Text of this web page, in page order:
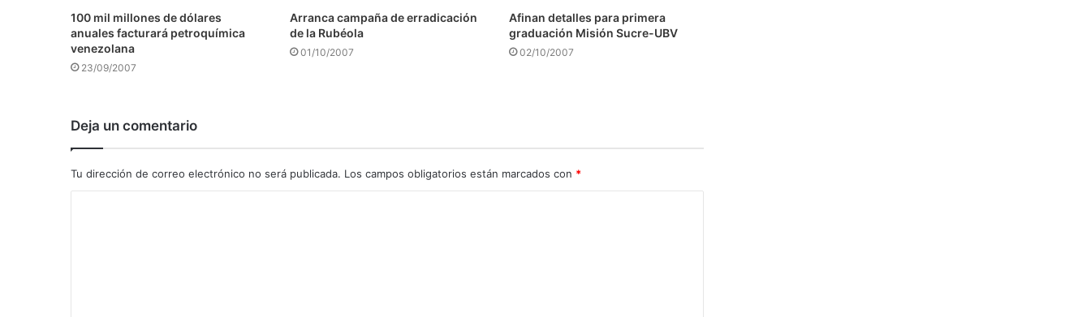
100 mil millones de dólares
anuales facturará petroquímica
venezolana
23/09/2007
Arranca campaña de erradicación
de la Rubéola
01/10/2007
Afinan detalles para primera
graduación Misión Sucre-UBV
02/10/2007
Deja un comentario
Tu dirección de correo electrónico no será publicada. Los campos obligatorios están marcados con *